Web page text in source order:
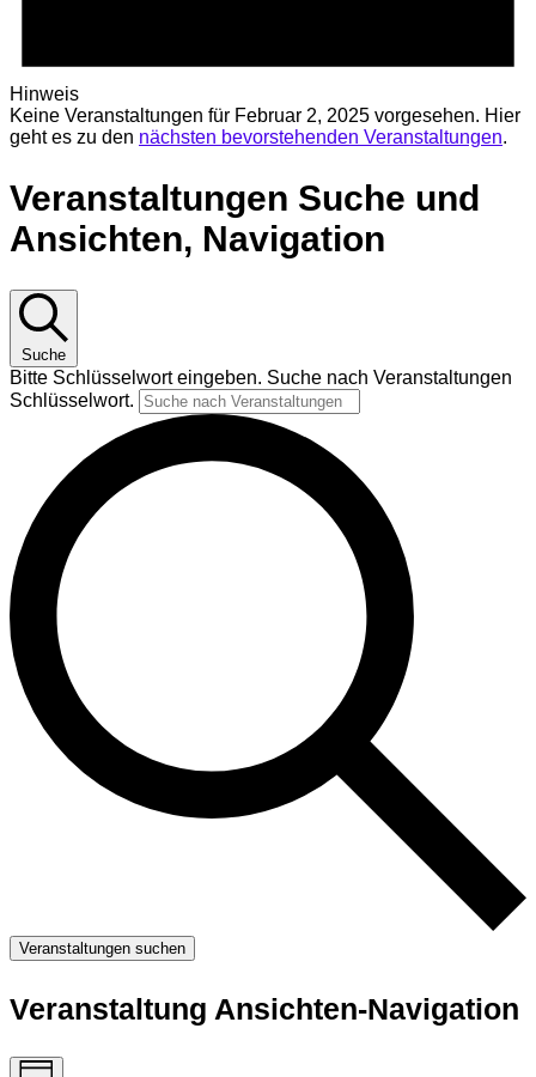
Hinweis
Keine Veranstaltungen für Februar 2, 2025 vorgesehen. Hier
geht es zu den nächsten bevorstehenden Veranstaltungen.
Veranstaltungen Suche und
Ansichten, Navigation
Suche
Bitte Schlüsselwort eingeben. Suche nach Veranstaltungen
Schlüsselwort.
Veranstaltungen suchen
Veranstaltung Ansichten-Navigation